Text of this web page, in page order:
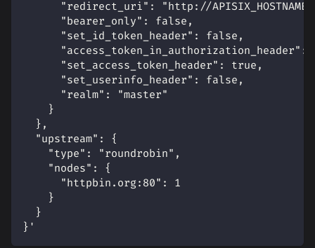
"redirect_uri": "http://
      "bearer_only": false,
      "set_id_token_header": false,
"access_token_in_authorization_header":
      "set_access_token_header": true,
      "set_userinfo_header": false,
      "realm": "master"
    }
  },
  "upstream": {
    "type": "roundrobin",
    "nodes": {
      "httpbin.org:80": 1
    }
  }
}'